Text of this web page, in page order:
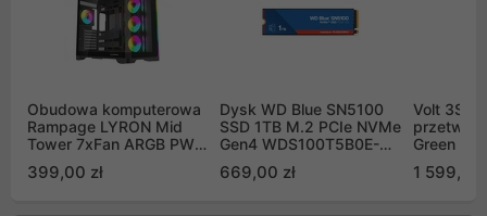
Obudowa komputerowa
Rampage LYRON Mid
Tower 7xFan ARGB PWM
399,00 zł
Dysk WD Blue SN5100
SSD 1TB M.2 PCIe NVMe
Gen4 WDS100T5B0E-
669,00 zł
Volt
Green
1 599,00